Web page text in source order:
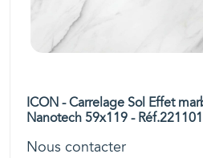
ICON - Carrelage Sol Effet
Nanotech 59x119 - Réf.221101
Nous contacter